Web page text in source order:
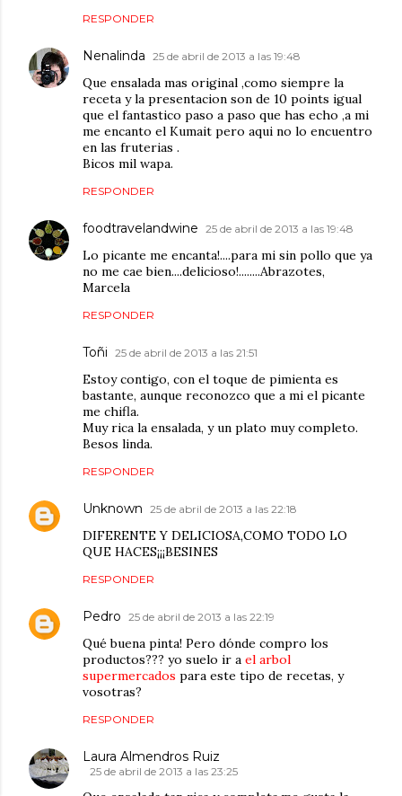
RESPONDER
Nenalinda 25 de abril de 2013 a las 19:48
Que ensalada mas original ,como siempre la
receta y la presentacion son de 10 points igual
que el fantastico paso a paso que has echo ,a mi
me encanto el Kumait pero aqui no lo encuentro
en las fruterias .
Bicos mil wapa.
RESPONDER
foodtravelandwine 25 de abril de 2013 a las 19:48
Lo picante me encanta!....para mi sin pollo que ya
no me cae bien....delicioso!........Abrazotes,
Marcela
RESPONDER
Toñi 25 de abril de 2013 a las 21:51
Estoy contigo, con el toque de pimienta es
bastante, aunque reconozco que a mi el picante
me chifla.
Muy rica la ensalada, y un plato muy completo.
Besos linda.
RESPONDER
Unknown 25 de abril de 2013 a las 22:18
DIFERENTE Y DELICIOSA,COMO TODO LO
QUE HACES¡¡¡BESINES
RESPONDER
Pedro 25 de abril de 2013 a las 22:19
Qué buena pinta! Pero dónde compro los
productos??? yo suelo ir a el arbol
supermercados para este tipo de recetas, y
vosotras?
RESPONDER
Laura Almendros Ruiz
25 de abril de 2013 a las 23:25